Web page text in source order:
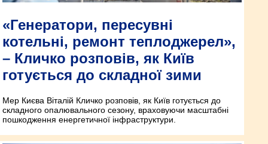
«Генератори, пересувні
котельні, ремонт теплоджерел»,
– Кличко розповів, як Київ
готується до складної зими
Мер Києва Віталій Кличко розповів, як Київ готується до
складного опалювального сезону, враховуючи масштабні
пошкодження енергетичної інфраструктури.